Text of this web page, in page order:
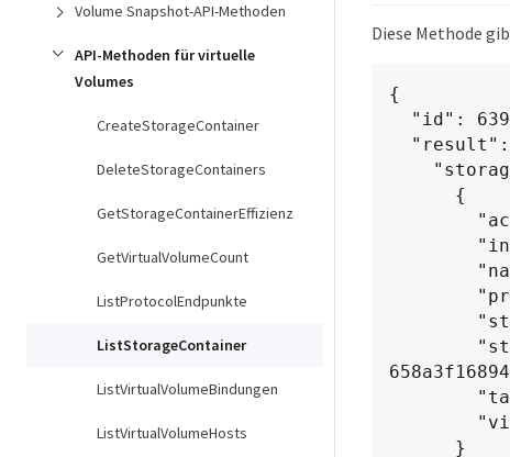
Volume Snapshot-API-Methoden
API-Methoden für virtuelle
Volumes
CreateStorageContainer
DeleteStorageContainers
GetStorageContainerEffizienz
GetVirtualVolumeCount
ListProtocolEndpunkte
ListStorageContainer
ListVirtualVolumeBindungen
ListVirtualVolumeHosts
Diese Methode
{